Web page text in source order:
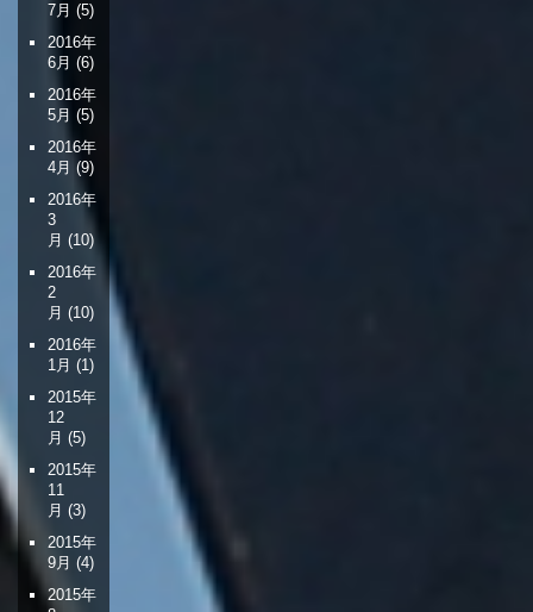
7月 (5)
2016年
6月 (6)
2016年
5月 (5)
2016年
4月 (9)
2016年
3
月 (10)
2016年
2
月 (10)
2016年
1月 (1)
2015年
12
月 (5)
2015年
11
月 (3)
2015年
9月 (4)
2015年